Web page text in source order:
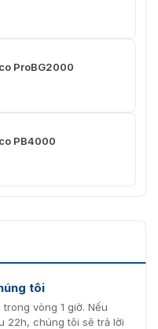
ProBG2000
PB4000
tôi
vòng 1 giờ. Nếu
22h, chúng tôi sẽ trả lời